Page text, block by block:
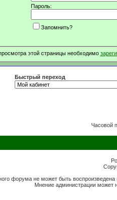
Пароль:
Запомнить?
этой страницы необходимо
Быстрый переход
Часовой
форума не может быть
Мнение администрации может